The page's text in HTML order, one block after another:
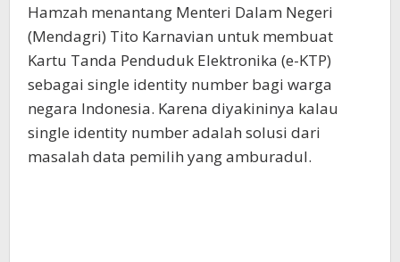
Hamzah menantang Menteri Dalam Negeri
(Mendagri) Tito Karnavian untuk membuat
Kartu Tanda Penduduk Elektronika (e-KTP)
sebagai single identity number bagi warga
negara Indonesia. Karena diyakininya kalau
single identity number adalah solusi dari
masalah data pemilih yang amburadul.